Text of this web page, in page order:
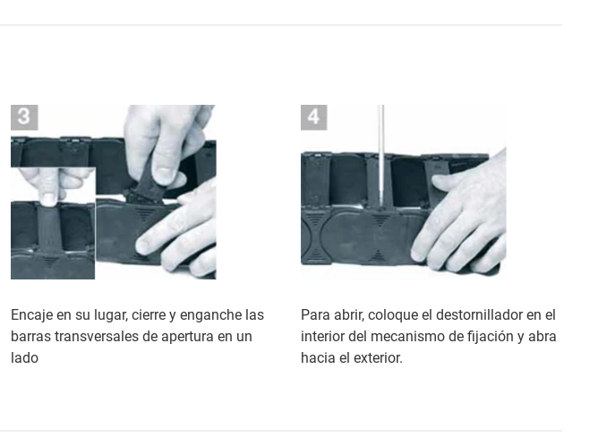
Encaje en su lugar, cierre y enganche las
barras transversales de apertura en un
lado
Para abrir, coloque el destornillador en el
interior del mecanismo de fijación y abra
hacia el exterior.